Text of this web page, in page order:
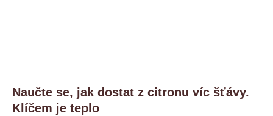
Naučte se, jak dostat z citronu víc šťávy.
Klíčem je teplo